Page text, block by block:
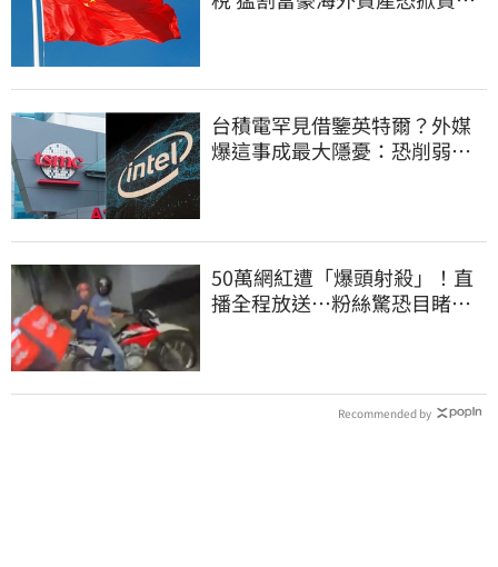
台積電罕見借鑒英特爾？外媒
爆這事成最大隱憂：恐削弱領
50萬網紅遭「爆頭射殺」！直
播全程放送…粉絲驚恐目睹慘
Recommended by